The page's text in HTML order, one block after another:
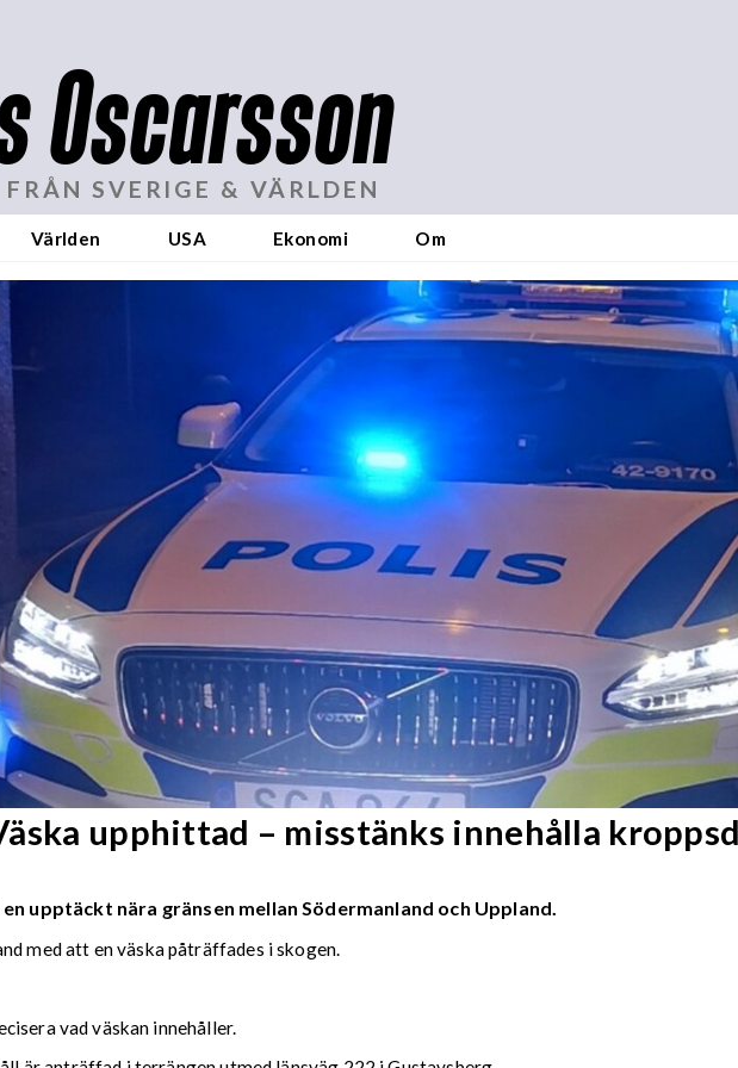
Oscarsson
SVERIGE & VÄRLDEN
Världen USA Ekonomi Om
upphittad – misstänks innehålla
upptäckt nära gränsen mellan Södermanland och Uppland.
med att en väska påträffades i skogen.
vad väskan innehåller.